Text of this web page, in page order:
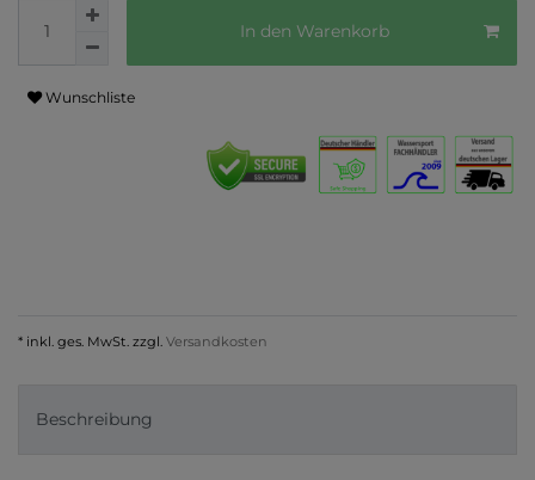
In den Warenkorb
Wunschliste
* inkl. ges. MwSt. zzgl. Versandkosten
Beschreibung